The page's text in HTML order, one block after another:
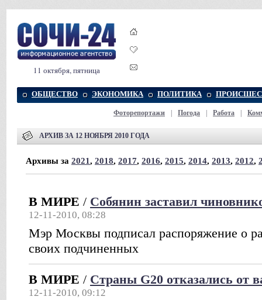
11 октября, пятница
ОБЩЕСТВО ЭКОНОМИКА ПОЛИТИКА
Фоторепортажи Погода Работа
АРХИВ ЗА 12 НОЯБРЯ 2010 ГОДА
Архивы за 2021, 2018, 2017, 2016, 2015, 2014, 2013, 2012,
В МИРЕ / Собянин заставил
12-11-2010, 08:28
Мэр Москвы подписал распоряжение о
своих подчиненных
В МИРЕ / Страны G20 отказались от
12-11-2010, 09:12